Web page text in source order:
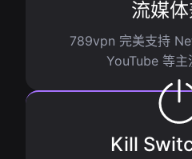
流媒
789vpn 完美支持
YouTube 等主
Kill